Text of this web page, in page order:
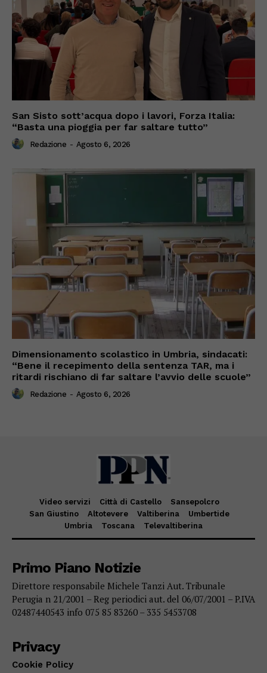
San Sisto sott’acqua dopo i lavori, Forza Italia:
“Basta una pioggia per far saltare tutto”
Redazione - Agosto 6, 2026
Dimensionamento scolastico in Umbria, sindacati:
“Bene il recepimento della sentenza TAR, ma i
ritardi rischiano di far saltare l’avvio delle scuole”
Redazione - Agosto 6, 2026
Video servizi Città di Castello
Sansepolcro
San Giustino
Altotevere Valtiberina
Umbertide
Umbria
Toscana Televaltiberina
Primo Piano Notizie
Direttore responsabile Michele Tanzi Aut. Tribunale
Perugia n 21/2001 – Reg periodici aut. del 06/07/2001 – P.IVA
02487440543 info 075 85 83260 – 335 5453708
Privacy
Cookie Policy